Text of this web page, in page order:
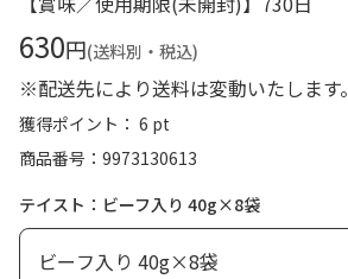
630円(送料別・税込)
※配送先により送料は変動いたします。
獲得ポイント： 6 pt
商品番号
9973130613
テイスト：ビーフ入り 40g×8袋